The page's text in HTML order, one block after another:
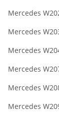
Mercedes
Mercedes
Mercedes
Mercedes
Mercedes
Mercedes